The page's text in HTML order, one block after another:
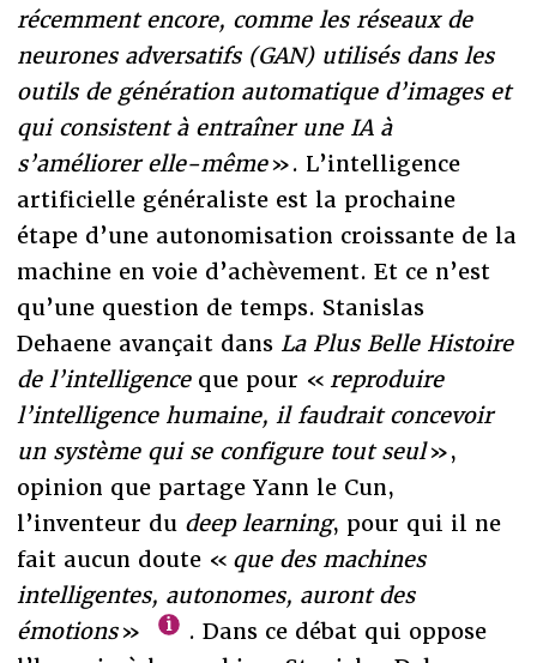
récemment encore, comme les réseaux de
neurones adversatifs (GAN) utilisés dans les
outils de génération automatique d’images et
qui consistent à entraîner une IA à
s’améliorer elle-même». L’intelligence
artificielle généraliste est la prochaine
étape d’une autonomisation croissante de la
machine en voie d’achèvement. Et ce n’est
qu’une question de temps. Stanislas
Dehaene avançait dans La Plus Belle Histoire
de l’intelligence que pour « reproduire
l’intelligence humaine, il faudrait concevoir
un système qui se configure tout seul»,
opinion que partage Yann le Cun,
l’inventeur du deep learning, pour qui il ne
fait aucun doute « que des machines
intelligentes, autonomes, auront des
émotions»
. Dans ce débat qui oppose